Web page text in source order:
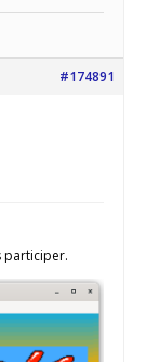
#174891
participer.